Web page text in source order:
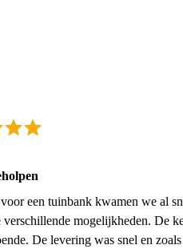
een tuinbank kwamen we al
verschillende mogelijkheden. De
De levering was snel en